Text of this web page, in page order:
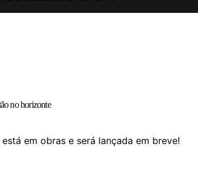
no horizonte
em obras e será lançada em breve!